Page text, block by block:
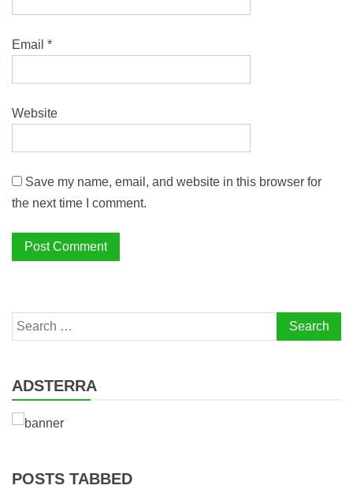
Email *
Website
Save my name, email, and website in this browser for
the next time I comment.
Search
for:
ADSTERRA
POSTS TABBED